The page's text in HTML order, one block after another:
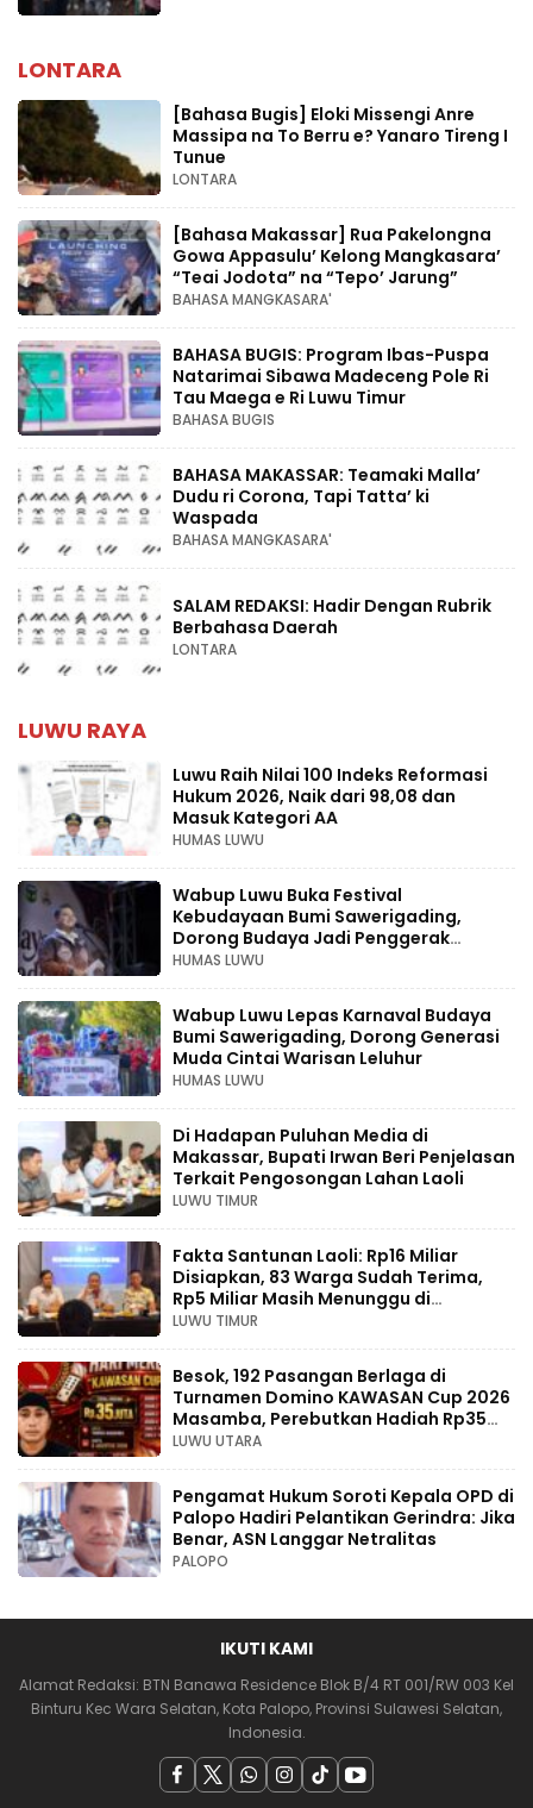
LONTARA
[Bahasa Bugis] ‎Eloki Missengi Anre
Massipa na To Berru e? Yanaro Tireng I
Tunue
LONTARA
[Bahasa Makassar] Rua Pakelongna
Gowa Appasulu’ Kelong Mangkasara’
“Teai Jodota” na “Tepo’ Jarung”
BAHASA MANGKASARA'
BAHASA BUGIS: Program Ibas-Puspa
Natarimai Sibawa Madeceng Pole Ri
Tau Maega e Ri Luwu Timur
BAHASA BUGIS
BAHASA MAKASSAR: Teamaki Malla’
Dudu ri Corona, Tapi Tatta’ ki
Waspada
BAHASA MANGKASARA'
SALAM REDAKSI: Hadir Dengan Rubrik
Berbahasa Daerah
LONTARA
LUWU RAYA
Luwu Raih Nilai 100 Indeks Reformasi
Hukum 2026, Naik dari 98,08 dan
Masuk Kategori AA
HUMAS LUWU
Wabup Luwu Buka Festival
Kebudayaan Bumi Sawerigading,
Dorong Budaya Jadi Penggerak
Ekonomi Kreatif
HUMAS LUWU
Wabup Luwu Lepas Karnaval Budaya
Bumi Sawerigading, Dorong Generasi
Muda Cintai Warisan Leluhur
HUMAS LUWU
Di Hadapan Puluhan Media di
Makassar, Bupati Irwan Beri Penjelasan
Terkait Pengosongan Lahan Laoli
LUWU TIMUR
Fakta Santunan Laoli: Rp16 Miliar
Disiapkan, 83 Warga Sudah Terima,
Rp5 Miliar Masih Menunggu di
Pengadilan
LUWU TIMUR
Besok, 192 Pasangan Berlaga di
Turnamen Domino KAWASAN Cup 2026
Masamba, Perebutkan Hadiah Rp35
Juta
LUWU UTARA
Pengamat Hukum Soroti Kepala OPD di
Palopo Hadiri Pelantikan Gerindra: Jika
Benar, ASN Langgar Netralitas
PALOPO
IKUTI KAMI
Alamat Redaksi: BTN Banawa Residence Blok B/4 RT 001/RW 003 Kel
Binturu Kec Wara Selatan, Kota Palopo, Provinsi Sulawesi Selatan,
Indonesia.